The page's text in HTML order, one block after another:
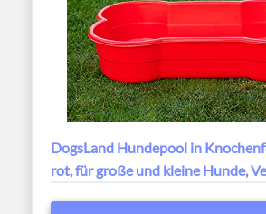
DogsLand Hundepool in
rot, für große und kleine Hunde,